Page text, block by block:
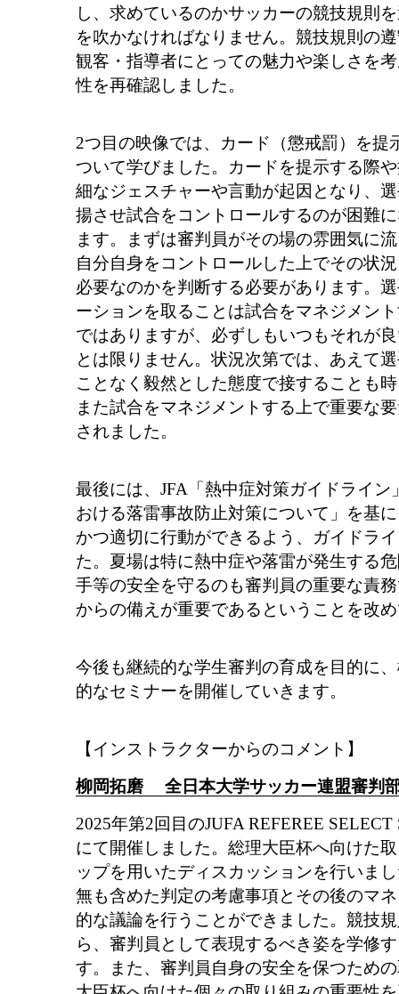
し、求めているのかサッカーの競技規則
を吹かなければなりません。競技規則の
観客・指導者にとっての魅力や楽しさを
性を再確認しました。
2つ目の映像では、カード（懲戒罰）を提
ついて学びました。カードを提示する際
細なジェスチャーや言動が起因となり、
揚させ試合をコントロールするのが困難
ます。まずは審判員がその場の雰囲気に
自分自身をコントロールした上でその状
必要なのかを判断する必要があります。
ーションを取ることは試合をマネジメン
ではありますが、必ずしもいつもそれが
とは限りません。状況次第では、あえて
ことなく毅然とした態度で接することも
また試合をマネジメントする上で重要な
されました。
最後には、JFA「熱中症対策ガイドライ
おける落雷事故防止対策について」を基
かつ適切に行動ができるよう、ガイドラ
た。夏場は特に熱中症や落雷が発生する
手等の安全を守るのも審判員の重要な責
からの備えが重要であるということを改
今後も継続的な学生審判の育成を目的に
的なセミナーを開催していきます。
【インストラクターからのコメント】
柳岡拓磨 全日本大学サッカー連盟審判
2025年第2回目のJUFA REFEREE
にて開催しました。総理大臣杯へ向けた
ップを用いたディスカッションを行いま
無も含めた判定の考慮事項とその後のマ
的な議論を行うことができました。競技
ら、審判員として表現するべき姿を学修
す。また、審判員自身の安全を保つため